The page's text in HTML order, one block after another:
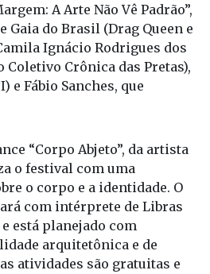
A Arte Não Vê Padrão”,
Gaia do Brasil (Drag Queen e
Ignácio Rodrigues dos
Coletivo Crônica das Pretas),
e Fábio Sanches, que
“Corpo Abjeto”, da artista
o festival com uma
o corpo e a identidade. O
com intérprete de Libras
está planejado com
arquitetônica e de
atividades são gratuitas e